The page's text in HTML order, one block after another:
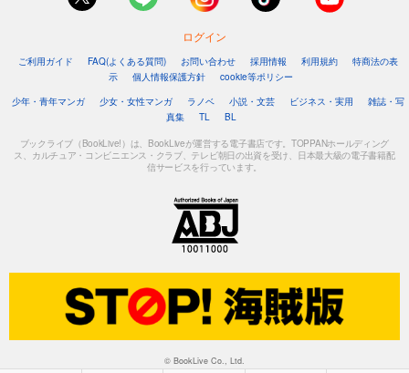
ログイン
ご利用ガイド FAQ(よくある質問) お問い合わせ 採用情報 利用規約
特商法の表
示
個人情報保護方針
cookie等ポリシー
少年・青年マンガ
少女・女性マンガ ラノベ 小説・文芸 ビジネス・実用
雑誌・写
真集
TL BL
ブックライブ（BookLive!）は、BookLiveが運営する電子書店です。TOPPANホールディング
ス、カルチュア・コンビニエンス・クラブ、テレビ朝日の出資を受け、日本最大級の電子書籍配
信サービスを行っています。
© BookLive Co., Ltd.